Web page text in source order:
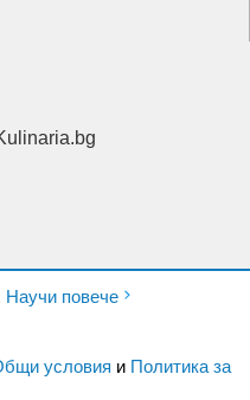
Научи повече
условия и Политика за
Kulinaria.bg
права запазени.